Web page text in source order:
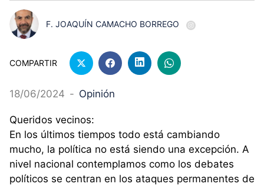
F. JOAQUÍN CAMACHO BORREGO
COMPARTIR
18/06/2024 - Opinión
Queridos vecinos:
En los últimos tiempos todo está cambiando
mucho, la política no está siendo una excepción. A
nivel nacional contemplamos como los debates
políticos se centran en los ataques permanentes de